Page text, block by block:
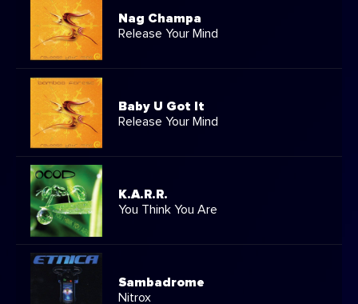
Nag Champa
Release Your Mind
Baby U Got It
Release Your Mind
K.A.R.R.
You Think You Are
Sambadrome
Nitrox